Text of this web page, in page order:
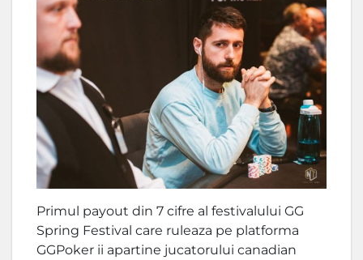
Primul payout din 7 cifre al festivalului GG
Spring Festival care ruleaza pe platforma
GGPoker ii apartine jucatorului canadian